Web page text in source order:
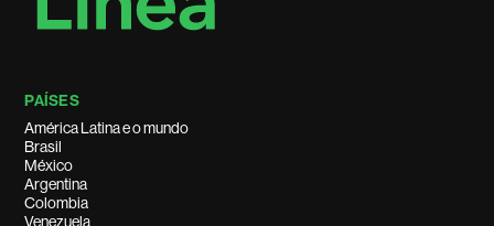
PAÍSES
América Latina e o mundo
Brasil
México
Argentina
Colombia
Venezuela